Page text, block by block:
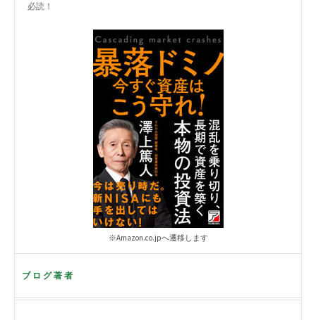
必読！
※Amazon.co.jpへ遷移します
ブログ著者